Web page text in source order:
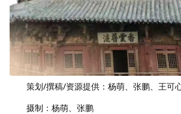
策划/撰稿/资源提供：杨萌、张鹏、王可
摄制：杨萌、张鹏